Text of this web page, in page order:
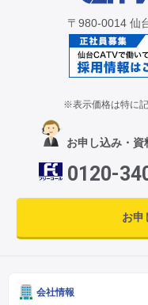
〒980-0014 仙
※表示価格は特に
お申し込み・資
0120-
お申
会社情報